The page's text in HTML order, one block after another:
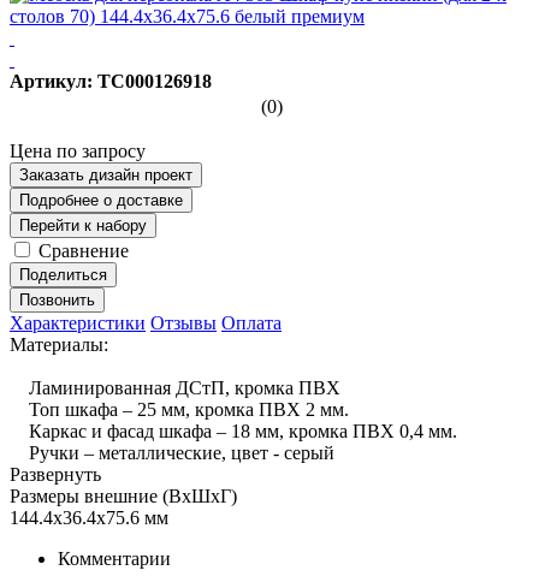
Артикул: ТС000126918
(0)
Цена по запросу
Заказать дизайн проект
Подробнее о доставке
Перейти к набору
Сравнение
Поделиться
Позвонить
Характеристики Отзывы Оплата
Материалы:
Ламинированная ДСтП, кромка ПВХ
Топ шкафа – 25 мм, кромка ПВХ 2 мм.
Каркас и фасад шкафа – 18 мм, кромка ПВХ 0,4 мм.
Ручки – металлические, цвет - серый
Развернуть
Размеры внешние (ВхШхГ)
144.4x36.4x75.6 мм
Комментарии